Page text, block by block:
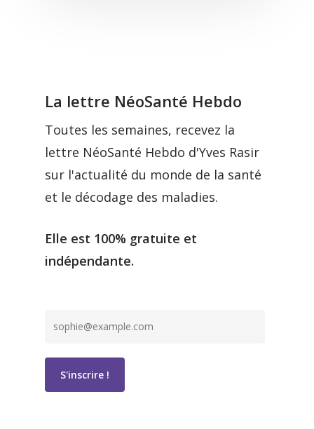
La lettre NéoSanté Hebdo
Toutes les semaines, recevez la
lettre NéoSanté Hebdo d'Yves Rasir
sur l'actualité du monde de la santé
et le décodage des maladies.
Elle est 100% gratuite et
indépendante.